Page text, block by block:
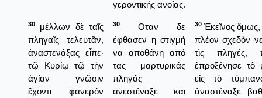
γεροντικής ανοίας.
30
μέλλων δὲ ταῖς
πληγαῖς τελευτᾶν,
ἀναστενάξας εἶπε·
τῷ Κυρίῳ τῷ τὴν
ἁγίαν γνῶσιν
ἔχοντι φανερόν
30
Οταν δε
έφθασεν η στιγμή
να αποθάνη από
τας μαρτυρικάς
πληγάς
ανεστέναξε και
30 Ἐκεῖνος
πλέον σχεδὸν
τὶς πληγές,
ἐπροξένησε τὸ
εἰς τὸ
ἀναστέναξε